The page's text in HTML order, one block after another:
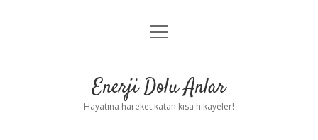
Anasayfa
Yasal Uyarı
menüyü
Enerji Dolu Anlar
Hayatına hareket katan kısa hikayeler!